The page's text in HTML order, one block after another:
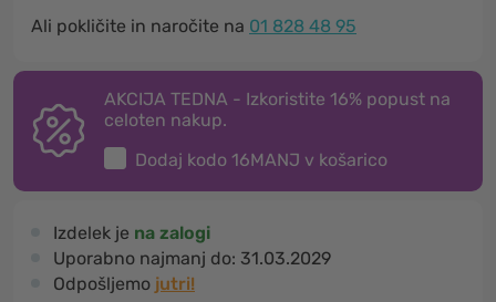
Ali pokličite in naročite na 01 828 48 95
AKCIJA TEDNA - Izkoristite 16% popust na
celoten nakup.
Dodaj kodo 16MANJ v košarico
Izdelek je na zalogi
Uporabno najmanj do: 31.03.2029
Odpošljemo jutri!